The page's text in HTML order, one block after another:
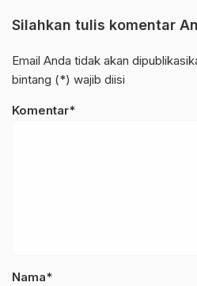
Silahkan tulis komentar
Email Anda tidak akan
bintang (*) wajib diisi
Komentar*
Nama*